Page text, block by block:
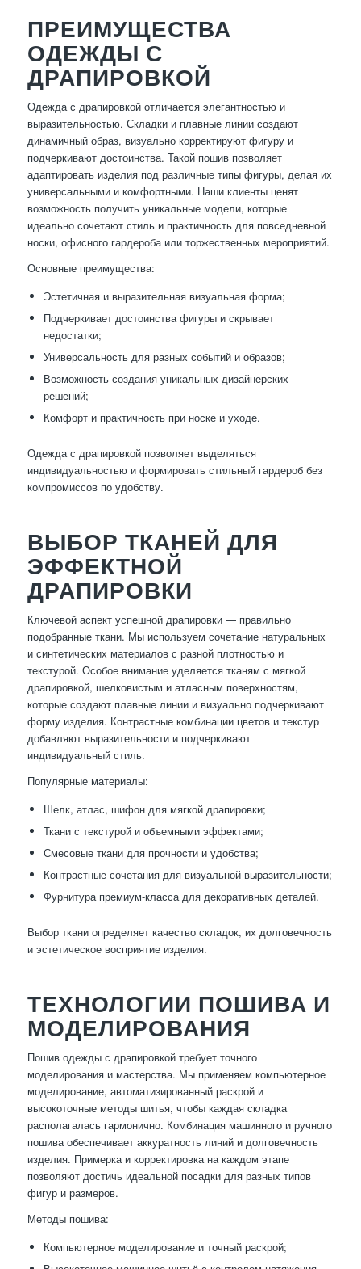
ПРЕИМУЩЕСТВА
ОДЕЖДЫ С
ДРАПИРОВКОЙ
Одежда с драпировкой отличается элегантностью и
выразительностью. Складки и плавные линии создают
динамичный образ, визуально корректируют фигуру и
подчеркивают достоинства. Такой пошив позволяет
адаптировать изделия под различные типы фигуры, делая их
универсальными и комфортными. Наши клиенты ценят
возможность получить уникальные модели, которые
идеально сочетают стиль и практичность для повседневной
носки, офисного гардероба или торжественных мероприятий.
Основные преимущества:
Эстетичная и выразительная визуальная форма;
Подчеркивает достоинства фигуры и скрывает
недостатки;
Универсальность для разных событий и образов;
Возможность создания уникальных дизайнерских
решений;
Комфорт и практичность при носке и уходе.
Одежда с драпировкой позволяет выделяться
индивидуальностью и формировать стильный гардероб без
компромиссов по удобству.
ВЫБОР ТКАНЕЙ ДЛЯ
ЭФФЕКТНОЙ
ДРАПИРОВКИ
Ключевой аспект успешной драпировки — правильно
подобранные ткани. Мы используем сочетание натуральных
и синтетических материалов с разной плотностью и
текстурой. Особое внимание уделяется тканям с мягкой
драпировкой, шелковистым и атласным поверхностям,
которые создают плавные линии и визуально подчеркивают
форму изделия. Контрастные комбинации цветов и текстур
добавляют выразительности и подчеркивают
индивидуальный стиль.
Популярные материалы:
Шелк, атлас, шифон для мягкой драпировки;
Ткани с текстурой и объемными эффектами;
Смесовые ткани для прочности и удобства;
Контрастные сочетания для визуальной выразительности;
Фурнитура премиум-класса для декоративных деталей.
Выбор ткани определяет качество складок, их долговечность
и эстетическое восприятие изделия.
ТЕХНОЛОГИИ ПОШИВА И
МОДЕЛИРОВАНИЯ
Пошив одежды с драпировкой требует точного
моделирования и мастерства. Мы применяем компьютерное
моделирование, автоматизированный раскрой и
высокоточные методы шитья, чтобы каждая складка
располагалась гармонично. Комбинация машинного и ручного
пошива обеспечивает аккуратность линий и долговечность
изделия. Примерка и корректировка на каждом этапе
позволяют достичь идеальной посадки для разных типов
фигур и размеров.
Методы пошива:
Компьютерное моделирование и точный раскрой;